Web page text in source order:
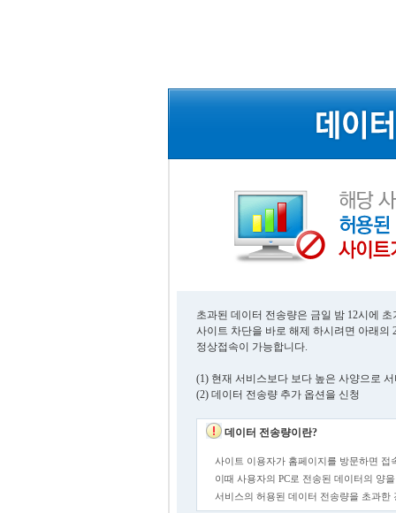
초과된 데이터 전송량은 금일 밤 12시에
사이트 차단을 바로 해제 하시려면 아래의
정상접속이 가능합니다.
(1) 현재 서비스보다 보다 높은 사양으로
(2) 데이터 전송량 추가 옵션을 신청
데이터 전송량이란?
사이트 이용자가 홈페이지를 방문하면 접
이때 사용자의 PC로 전송된 데이터의 양
서비스의 허용된 데이터 전송량을 초과